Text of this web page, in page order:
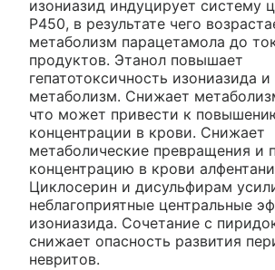
изониазид индуцирует систему
P450, в результате чего
метаболизм парацетамола до
продуктов. Этанол повышает
гепатотоксичность изониазида
метаболизм. Снижает
что может привести к
концентрации в крови. Снижает
метаболические превращения и
концентрацию в крови
Циклосерин и дисульфирам
неблагоприятные центральные
изониазида. Сочетание с
снижает опасность развития
невритов.